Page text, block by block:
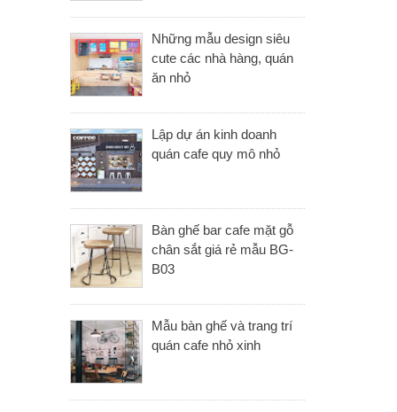
Những mẫu design siêu
cute các nhà hàng, quán
ăn nhỏ
Lập dự án kinh doanh
quán cafe quy mô nhỏ
Bàn ghế bar cafe mặt gỗ
chân sắt giá rẻ mẫu BG-
B03
Mẫu bàn ghế và trang trí
quán cafe nhỏ xinh